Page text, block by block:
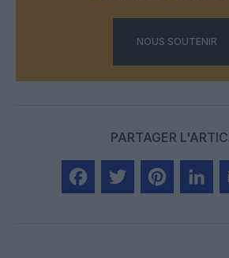
NOUS SOUTENIR
PARTAGER